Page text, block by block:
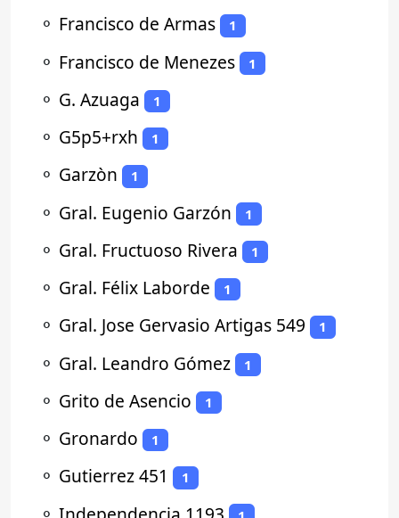
⚬ Francisco de Armas 1
⚬ Francisco de Menezes 1
⚬ G. Azuaga 1
⚬ G5p5+rxh 1
⚬ Garzòn 1
⚬ Gral. Eugenio Garzón 1
⚬ Gral. Fructuoso Rivera 1
⚬ Gral. Félix Laborde 1
⚬ Gral. Jose Gervasio Artigas 549 1
⚬ Gral. Leandro Gómez 1
⚬ Grito de Asencio 1
⚬ Gronardo 1
⚬ Gutierrez 451 1